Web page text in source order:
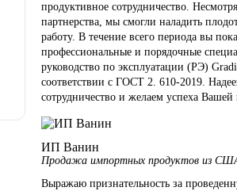
продуктивное сотрудничество.
партнерства, мы смогли наладить
работу. В течение всего периода вы
профессиональные и порядочные
руководство по эксплуатации (РЭ)
соответствии с ГОСТ 2. 610-2019.
сотрудничество и желаем успеха
ИП Ванин
Продажа импортных продуктов из
Выражаю признательность за